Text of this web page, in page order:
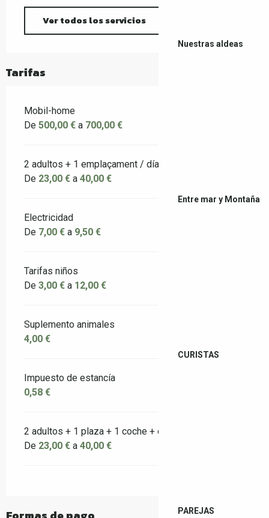
Nuestras aldeas
Entre mar y Montaña
CURISTAS
PAREJAS
Ver todos los servicios
Tarifas
Mobil-home
De 500,00 € a 700,00 €
2 adultos + 1 emplaçament / día
De 23,00 € a 40,00 €
Electricidad
De 7,00 € a 9,50 €
Tarifas niños
De 3,00 € a 12,00 €
Suplemento animales
4,00 €
Impuesto de estancía
0,58 €
2 adultos + 1 plaza + 1 coche + electricidad / día
De 23,00 € a 40,00 €